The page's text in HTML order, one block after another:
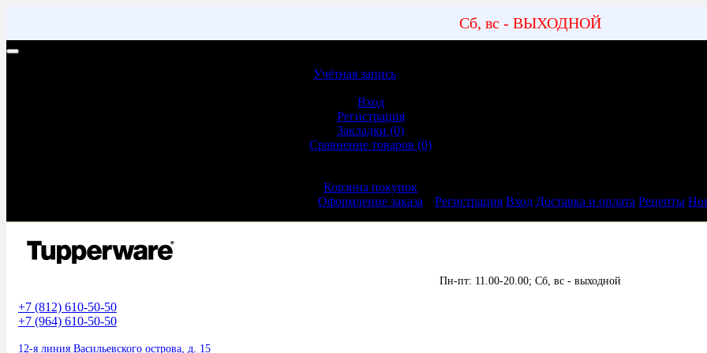
Сб, вс - ВЫХОДНОЙ
Учётная запись
Вход
Регистрация
Закладки (0)
Сравнение товаров (0)
Корзина покупок
Оформление заказа
Регистрация Вход Доставка и оплата Рецепты
Пн-пт: 11.00-20.00; Сб, вс - выходной
+7 (812) 610-50-50
+7 (964) 610-50-50
12-я линия Васильевского острова, д. 15